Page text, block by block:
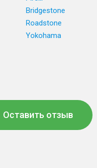
Bridgestone
Roadstone
Yokohama
Оставить отзыв